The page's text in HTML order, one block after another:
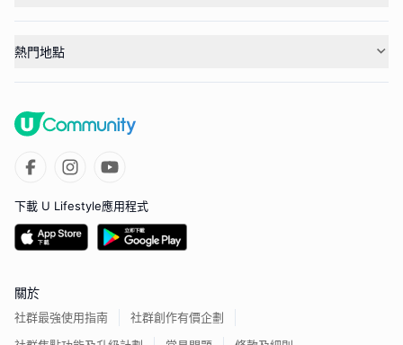
熱門地點
下載 U Lifestyle應用程式
關於
社群最強使用指南
社群創作有價企劃